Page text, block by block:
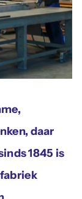
Actueel
Contact
daar
1845 is